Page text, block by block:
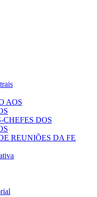
AOS
CHEFES DOS
REUNIÕES DA FE